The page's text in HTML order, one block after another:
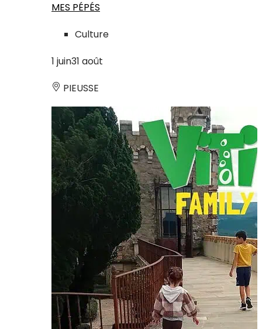
MES PÉPÉS
Culture
1 juin31 août
PIEUSSE